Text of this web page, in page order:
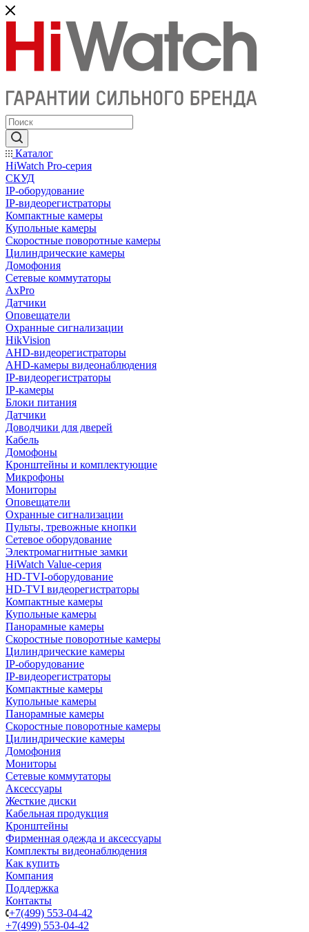
Каталог
HiWatch Pro-серия
CКУД
IP-оборудование
IP-видеорегистраторы
Компактные камеры
Купольные камеры
Скоростные поворотные камеры
Цилиндрические камеры
Домофония
Сетевые коммутаторы
AxPro
Датчики
Оповещатели
Охранные сигнализации
HikVision
AHD-видеорегистраторы
AHD-камеры видеонаблюдения
IP-видеорегистраторы
IP-камеры
Блоки питания
Датчики
Доводчики для дверей
Кабель
Домофоны
Кронштейны и комплектующие
Микрофоны
Мониторы
Оповещатели
Охранные сигнализации
Пульты, тревожные кнопки
Сетевое оборудование
Электромагнитные замки
HiWatch Value-серия
HD-TVI-оборудование
HD-TVI видеорегистраторы
Компактные камеры
Купольные камеры
Панорамные камеры
Скоростные поворотные камеры
Цилиндрические камеры
IP-оборудование
IP-видеорегистраторы
Компактные камеры
Купольные камеры
Панорамные камеры
Скоростные поворотные камеры
Цилиндрические камеры
Домофония
Мониторы
Сетевые коммутаторы
Аксессуары
Жесткие диски
Кабельная продукция
Кронштейны
Фирменная одежда и аксессуары
Комплекты видеонаблюдения
Как купить
Компания
Поддержка
Контакты
+7(499) 553-04-42
+7(499) 553-04-42